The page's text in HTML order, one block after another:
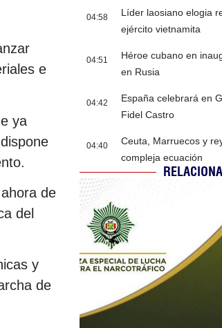
e
ya
de
del
y
de
04:58
Líder laosiano elogia
ejército vietnamita
04:51
Héroe cubano en
en Rusia
04:42
España celebrará en
Fidel Castro
04:40
Ceuta, Marruecos y
compleja ecuación